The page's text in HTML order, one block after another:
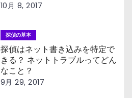
10月 8, 2017
探偵の基本
探偵はネット書き込みを特定で
きる？ ネットトラブルってどん
なこと？
9月 29, 2017